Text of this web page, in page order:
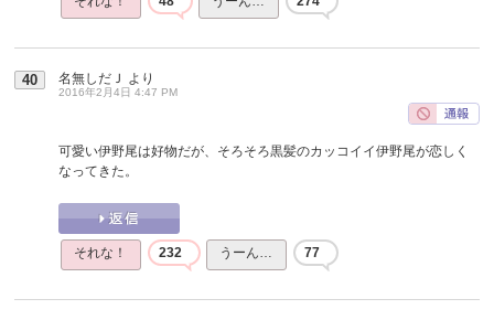
40 名無しだＪ より
2016年2月4日 4:47 PM
可愛い伊野尾は好物だが、そろそろ黒髪のカッコイイ伊野尾が恋しく
なってきた。
それな！ 232 うーん… 77